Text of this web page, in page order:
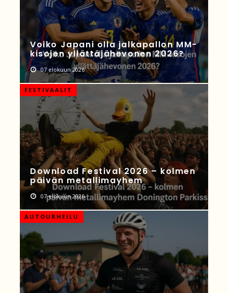
Voiko Japani olla jalkapallon MM-
kisojen yllättäjähevonen 2026?
07 elokuun 2026
FESTIVAALIT
Download Festival 2026 – kolmen
päivän metallimayhem
07 elokuun 2026
AUTOURHEILU